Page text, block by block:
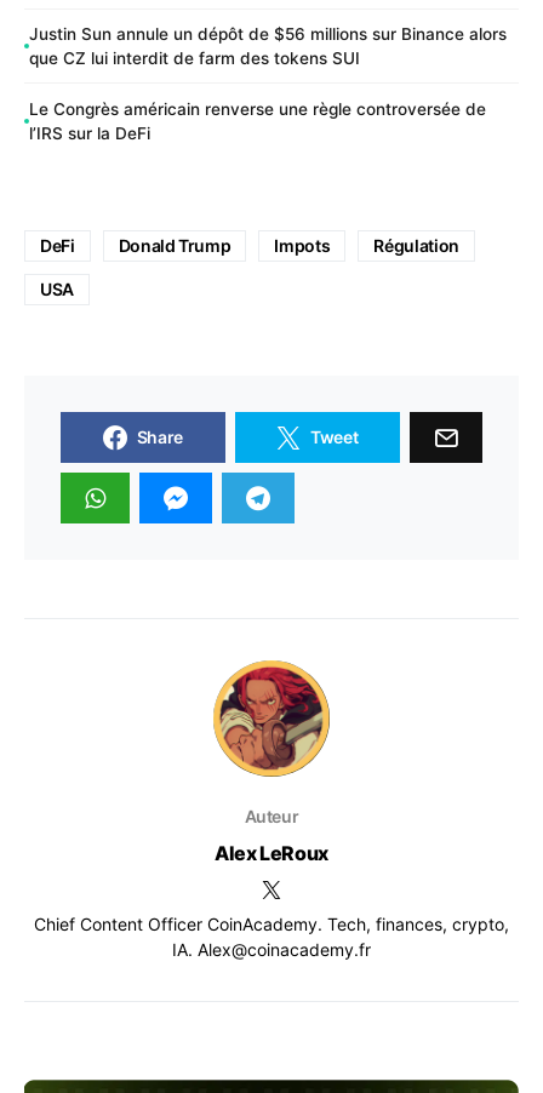
Justin Sun annule un dépôt de $56 millions sur Binance alors
que CZ lui interdit de farm des tokens SUI
Le Congrès américain renverse une règle controversée de
l’IRS sur la DeFi
DeFi Donald Trump Impots Régulation
USA
Share Tweet
Auteur
Alex LeRoux
Chief Content Officer CoinAcademy. Tech, finances, crypto,
IA. Alex@coinacademy.fr